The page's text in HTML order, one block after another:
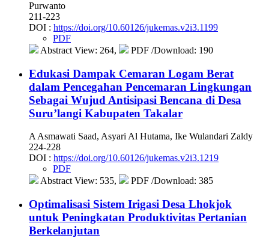
Purwanto
211-223
DOI : https://doi.org/10.60126/jukemas.v2i3.1199
PDF
Abstract View: 264,
PDF /Download: 190
Edukasi Dampak Cemaran Logam Berat
dalam Pencegahan Pencemaran Lingkungan
Sebagai Wujud Antisipasi Bencana di Desa
Suru’langi Kabupaten Takalar
A Asmawati Saad, Asyari Al Hutama, Ike Wulandari Zaldy
224-228
DOI : https://doi.org/10.60126/jukemas.v2i3.1219
PDF
Abstract View: 535,
PDF /Download: 385
Optimalisasi Sistem Irigasi Desa Lhokjok
untuk Peningkatan Produktivitas Pertanian
Berkelanjutan